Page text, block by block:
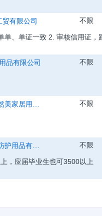
有限公司 不限
、单证一致 2. 审核信用证，
品有限公司 不限
不限
不限
，应届毕业生也可3500以上